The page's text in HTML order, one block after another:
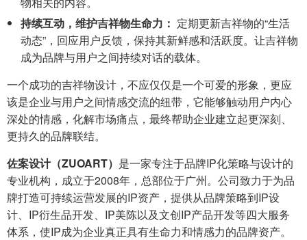
持续互动，维护吉祥物生命力： 定期更新吉祥物的“生活
动态”，回应用户反馈，保持其新鲜感和活跃度。让吉祥物
成为品牌与用户之间持续对话的载体。
一个成功的吉祥物设计，不应仅仅是一个可爱的形象，更应
该是企业与用户之间情感交流的纽带，它能够触动用户内心
深处的情感，化解市场痛点，最终帮助企业建立起更深刻、
更持久的品牌联结。
佐案设计（ZUOART） 是一家专注于品牌IP化策略与设计的
专业机构，成立于2008年，总部位于广州。公司致力于为品
牌打造可持续运营发展的IP资产，提供从品牌策略到IP设
计、IP衍生品开发、IP美陈以及文创IP产品开发等四大服务
体系，使IP成为企业真正具有生命力和情感力的品牌资产。